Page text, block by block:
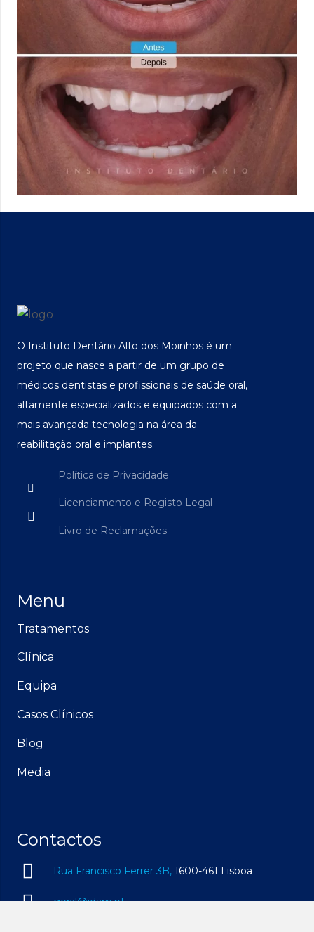
O Instituto Dentário Alto dos Moinhos é um
projeto que nasce a partir de um grupo de
médicos dentistas e profissionais de saúde oral,
altamente especializados e equipados com a
mais avançada tecnologia na área da
reabilitação oral e implantes.
Política de Privacidade
Licenciamento e Registo Legal
Livro de Reclamações
Menu
Tratamentos
Clínica
Equipa
Casos Clínicos
Blog
Media
Contactos
Rua Francisco Ferrer 3B, 1600-461 Lisboa
geral@idam.pt